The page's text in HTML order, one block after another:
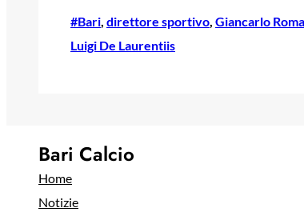
#Bari, direttore sportivo, Giancarlo
Luigi De Laurentiis
Bari Calcio
Home
Notizie